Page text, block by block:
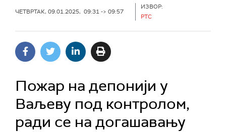
ЧЕТВРТАК, 09.01.2025, 09:31 -> 09:57
ИЗВОР:
РТС
Пожар на депонији у
Ваљеву под контролом,
ради се на догашавању